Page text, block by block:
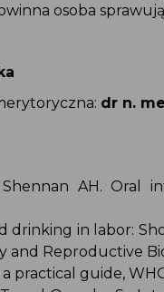
osoba
dr n.
Shennan AH.
drinking in labor:
and Reproductive
practical guide,